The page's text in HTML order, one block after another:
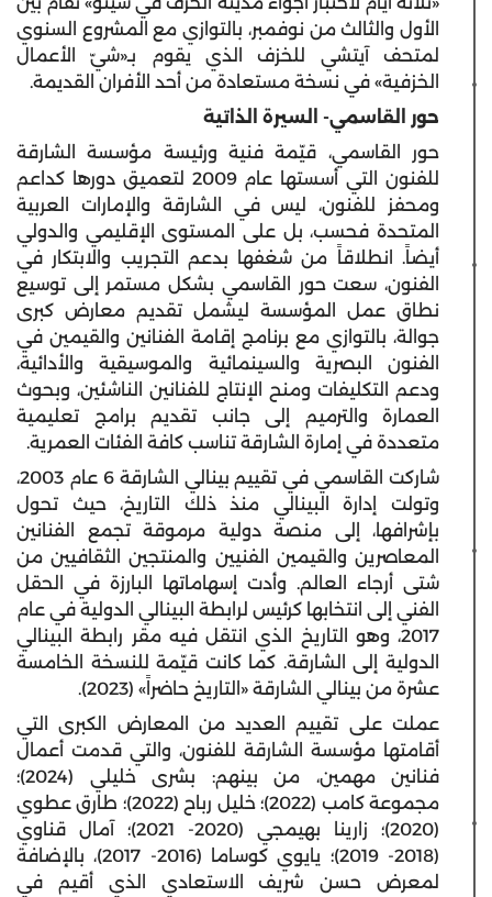
الأول والثالث من نوفمبر، بالتوازي مع المشروع السنوي
لمتحف آيتشي للخزف الذي يقوم بـ«شيّ الأعمال
الخزفية» في نسخة مستعادة من أحد الأفران القديمة.
حور القاسمي- السيرة الذاتية
حور القاسمي، قيّمة فنية ورئيسة مؤسسة الشارقة
للفنون التي أسستها عام 2009 لتعميق دورها كداعم
ومحفز للفنون، ليس في الشارقة والإمارات العربية
المتحدة فحسب، بل على المستوى الإقليمي والدولي
أيضاً. انطلاقاً من شغفها بدعم التجريب والابتكار في
الفنون، سعت حور القاسمي بشكل مستمر إلى توسيع
نطاق عمل المؤسسة ليشمل تقديم معارض كبرى
جوالة، بالتوازي مع برنامج إقامة الفنانين والقيمين في
الفنون البصرية والسينمائية والموسيقية والأدائية،
ودعم التكليفات ومنح الإنتاج للفنانين الناشئين، وبحوث
العمارة والترميم إلى جانب تقديم برامج تعليمية
متعددة في إمارة الشارقة تناسب كافة الفئات العمرية.
شاركت القاسمي في تقييم بينالي الشارقة 6 عام 2003،
وتولت إدارة البينالي منذ ذلك التاريخ، حيث تحول
بإشرافها، إلى منصة دولية مرموقة تجمع الفنانين
المعاصرين والقيمين الفنيين والمنتجين الثقافيين من
شتى أرجاء العالم. وأدت إسهاماتها البارزة في الحقل
الفني إلى انتخابها كرئيس لرابطة البينالي الدولية في عام
2017، وهو التاريخ الذي انتقل فيه مقر رابطة البينالي
الدولية إلى الشارقة. كما كانت قيّمة للنسخة الخامسة
عشرة من بينالي الشارقة «التاريخ حاضراً» (2023).
عملت على تقييم العديد من المعارض الكبرى التي
أقامتها مؤسسة الشارقة للفنون، والتي قدمت أعمال
فنانين مهمين، من بينهم: بشرى خليلي (2024)؛
مجموعة كامب (2022)؛ خليل رباح (2022)؛ طارق عطوي
(2020)؛ زارينا بهيمجي (2020- 2021)؛ آمال قناوي
(2018- 2019)؛ يايوي كوساما (2016- 2017)، بالإضافة
لمعرض حسن شريف الاستعادي الذي أقيم في